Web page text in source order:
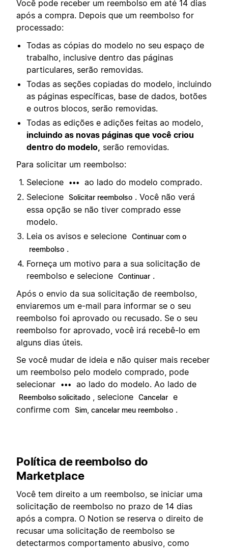
Você pode receber um reembolso em até 14 dias
após a compra. Depois que um reembolso for
processado:
Todas as cópias do modelo no seu espaço de
trabalho, inclusive dentro das páginas
particulares, serão removidas.
Todas as seções copiadas do modelo, incluindo
as páginas específicas, base de dados, botões
e outros blocos, serão removidas.
Todas as edições e adições feitas ao modelo,
incluindo as novas páginas que você criou
dentro do modelo, serão removidas.
Para solicitar um reembolso:
Selecione
•••
ao lado do modelo comprado.
Selecione Solicitar reembolso . Você não verá
essa opção se não tiver comprado esse
modelo.
Leia os avisos e selecione Continuar com o
reembolso .
Forneça um motivo para a sua solicitação de
reembolso e selecione Continuar .
Após o envio da sua solicitação de reembolso,
enviaremos um e-mail para informar se o seu
reembolso foi aprovado ou recusado. Se o seu
reembolso for aprovado, você irá recebê-lo em
alguns dias úteis.
Se você mudar de ideia e não quiser mais receber
um reembolso pelo modelo comprado, pode
selecionar
••• ao lado do modelo. Ao lado de
Reembolso solicitado , selecione Cancelar e
confirme com
Sim, cancelar meu reembolso .
Política de reembolso do
Marketplace
Você tem direito a um reembolso, se iniciar uma
solicitação de reembolso no prazo de 14 dias
após a compra. O Notion se reserva o direito de
recusar uma solicitação de reembolso se
detectarmos comportamento abusivo, como